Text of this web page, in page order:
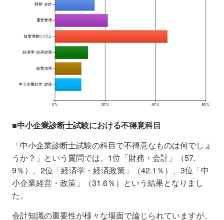
■中小企業診断士試験における不得意科目
「中小企業診断士試験の科目で不得意なものは何でしょ
うか？」という質問では、1位「財務・会計」（57.
9％）、2位「経済学・経済政策」（42.1％）、3位「中
小企業経営・政策」（31.6％）という結果となりまし
た。
会計知識の重要性が様々な場面で論じられていますが、